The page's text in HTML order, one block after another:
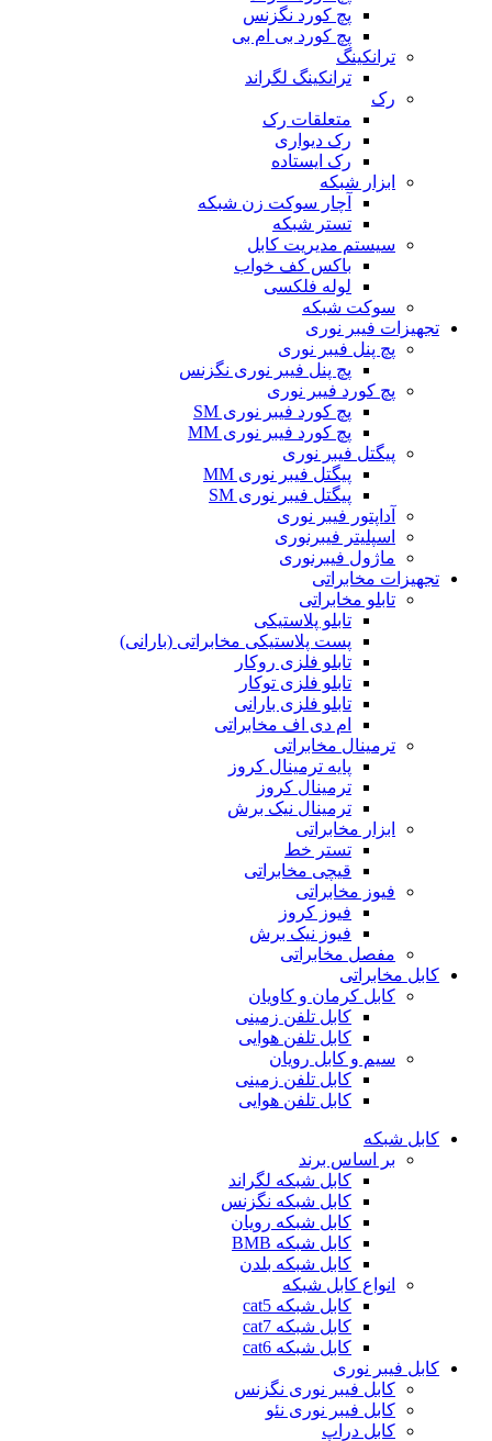
پچ کورد نگزنس
پچ کورد بی ام بی
ترانکینگ
ترانکینگ لگراند
رک
متعلقات رک
رک دیواری
رک ایستاده
ابزار شبکه
آچار سوکت زن شبکه
تستر شبکه
سیستم مدیریت کابل
باکس کف خواب
لوله فلکسی
سوکت شبکه
تجهیزات فیبر نوری
پچ پنل فیبر نوری
پچ پنل فیبر نوری نگزنس
پچ کورد فیبر نوری
پچ کورد فیبر نوری SM
پچ کورد فیبر نوری MM
پیگتل فیبر نوری
پیگتل فیبر نوری MM
پیگتل فیبر نوری SM
آداپتور فیبر نوری
اسپلیتر فیبرنوری
ماژول فیبرنوری
تجهیزات مخابراتی
تابلو مخابراتی
تابلو پلاستیکی
پست پلاستیکی مخابراتی (بارانی)
تابلو فلزی روکار
تابلو فلزی توکار
تابلو فلزی بارانی
ام دی اف مخابراتی
ترمینال مخابراتی
پایه ترمینال کروز
ترمینال کروز
ترمینال نیک برش
ابزار مخابراتی
تستر خط
قیچی مخابراتی
فیوز مخابراتی
فیوز کروز
فیوز نیک برش
مفصل مخابراتی
کابل مخابراتی
کابل کرمان و کاویان
کابل تلفن زمینی
کابل تلفن هوایی
سیم و کابل رویان
کابل تلفن زمینی
کابل تلفن هوایی
کابل شبکه
بر اساس برند
کابل شبکه لگراند
کابل شبکه نگزنس
کابل شبکه رویان
کابل شبکه ‌BMB
کابل شبکه بلدن
انواع کابل شبکه
کابل شبکه cat5
کابل شبکه cat7
کابل شبکه cat6
کابل فیبر نوری
کابل فیبر نوری نگزنس
کابل فیبر نوری نئو
کابل دراپ